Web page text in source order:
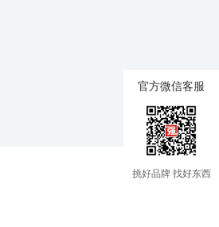
官方微信客服
挑好品牌 找好东西